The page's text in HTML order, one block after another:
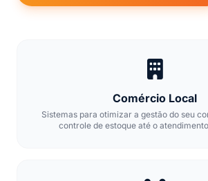
Comércio Local
Sistemas para otimizar a gestão do seu
controle de estoque até o